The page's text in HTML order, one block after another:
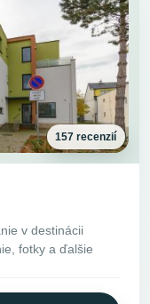
157 recenzií
v destinácii
fotky a ďalšie